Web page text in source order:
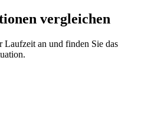
vergleichen
Laufzeit an und finden Sie das